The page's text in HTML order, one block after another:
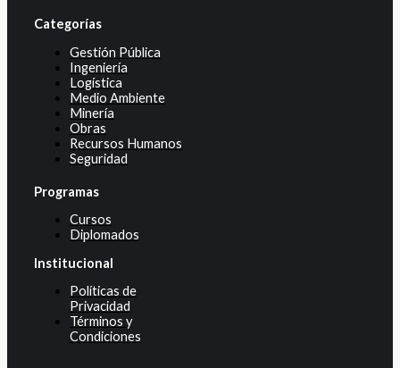
Categorías
Gestión Pública
Ingeniería
Logística
Medio Ambiente
Minería
Obras
Recursos Humanos
Seguridad
Programas
Cursos
Diplomados
Institucional
Políticas de
Privacidad
Términos y
Condiciones